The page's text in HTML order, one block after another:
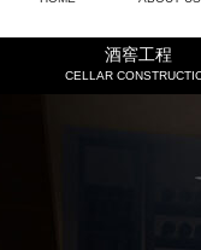
酒窖工程
CELLAR